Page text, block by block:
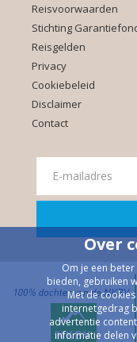
Reisvoorwaarden
Stichting
Reisgelden
Privacy
Cookiebeleid
Disclaimer
Contact
Over
Om je een
bieden, gebruiken
Met de
internetgedrag
advertentie
informatie delen